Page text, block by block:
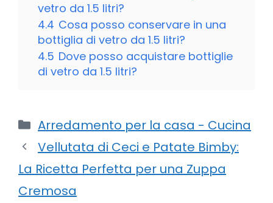
vetro da 1.5 litri?
4.4 Cosa posso conservare in una
bottiglia di vetro da 1.5 litri?
4.5 Dove posso acquistare bottiglie
di vetro da 1.5 litri?
Categorie
Arredamento per la casa - Cucina
Vellutata di Ceci e Patate Bimby:
La Ricetta Perfetta per una Zuppa
Cremosa